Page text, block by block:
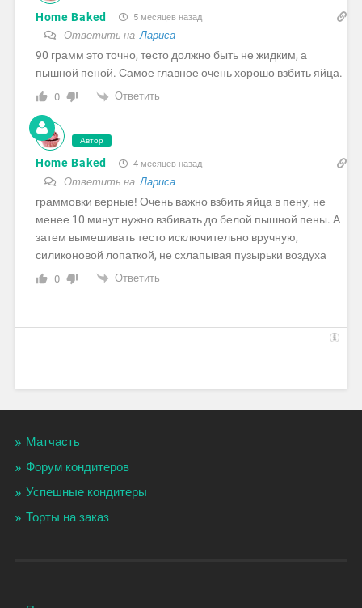
Home Baked 5 месяцев назад
Ответить наЛариса
90 грамм это точно, тесто должно быть не жидким, а
пышной пеной. Самое главное очень хорошо взбить яйца.
0 Ответить
Автор
Home Baked 4 месяцев назад
Ответить на Лариса
граммовки верные! Очень важно взбить яйца в пену, не
менее 10 минут нужно взбивать до белой пышной пены. А
затем вымешивать тесто исключительно вручную,
силиконовой лопаткой, не схлапывая пузырьки воздуха
0 Ответить
Матчасть
Форум кондитеров
Успешные кондитеры
Торты на заказ